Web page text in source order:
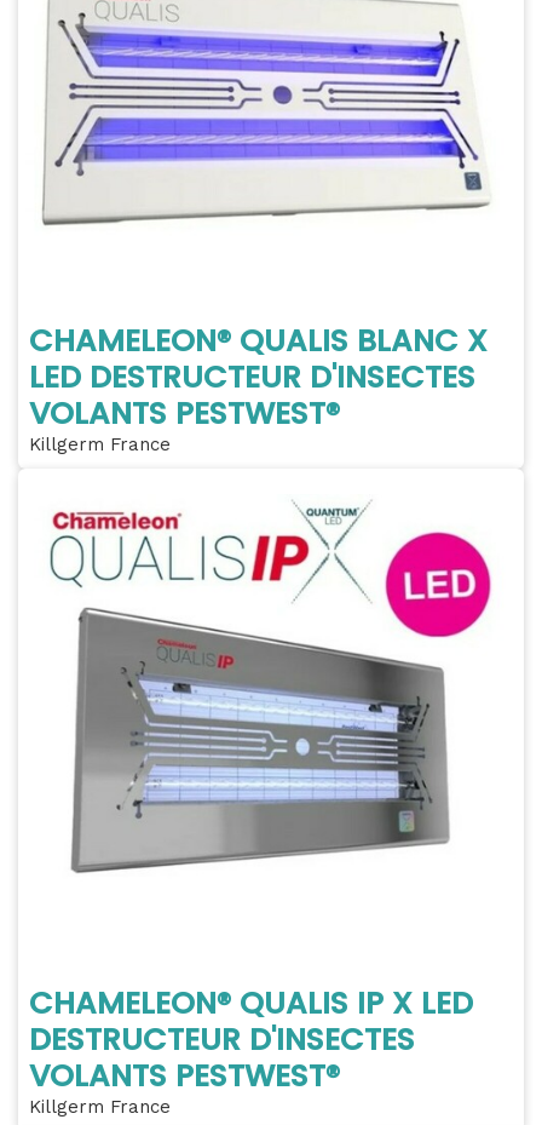
CHAMELEON® QUALIS BLANC X
LED DESTRUCTEUR D'INSECTES
VOLANTS PESTWEST®
Killgerm France
CHAMELEON® QUALIS IP X LED
DESTRUCTEUR D'INSECTES
VOLANTS PESTWEST®
Killgerm France